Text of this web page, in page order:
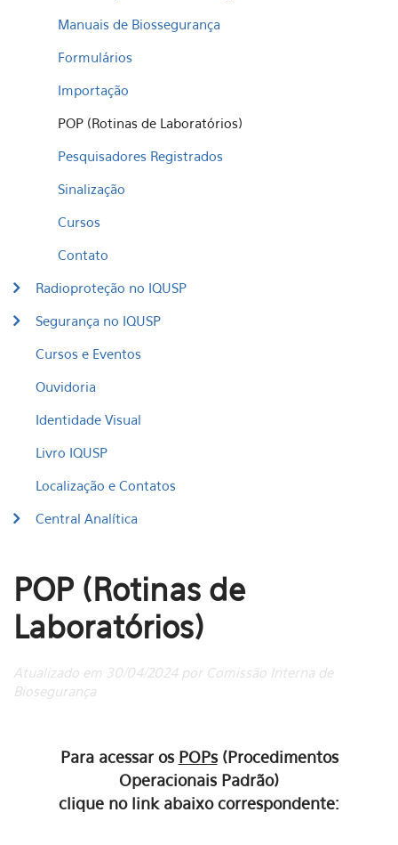
Manuais de Biossegurança
Formulários
Importação
POP (Rotinas de Laboratórios)
Pesquisadores Registrados
Sinalização
Cursos
Contato
Radioproteção no IQUSP
Segurança no IQUSP
Cursos e Eventos
Ouvidoria
Identidade Visual
Livro IQUSP
Localização e Contatos
Central Analítica
POP (Rotinas de
Laboratórios)
Atualizado em 30/04/2024 por Comissão Interna de
Biosegurança
Para acessar os POPs(Procedimentos
Operacionais Padrão)
clique no link abaixo correspondente: